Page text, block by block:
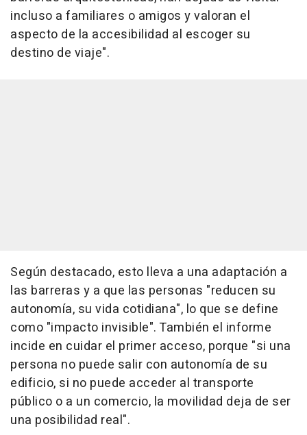
incluso a familiares o amigos y valoran el
aspecto de la accesibilidad al escoger su
destino de viaje".
Según destacado, esto lleva a una adaptación a
las barreras y a que las personas "reducen su
autonomía, su vida cotidiana", lo que se define
como "impacto invisible". También el informe
incide en cuidar el primer acceso, porque "si una
persona no puede salir con autonomía de su
edificio, si no puede acceder al transporte
público o a un comercio, la movilidad deja de ser
una posibilidad real".